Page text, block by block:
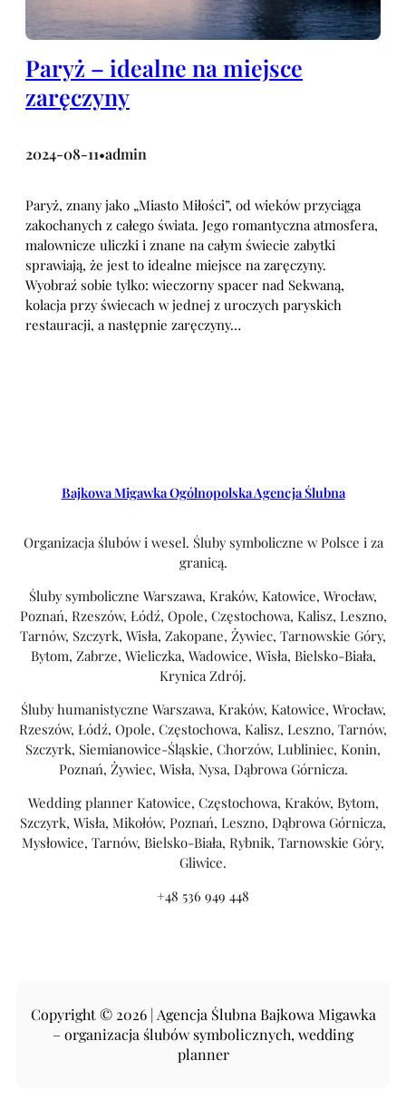
Paryż – idealne na miejsce
zaręczyny
2024-08-11•admin
Paryż, znany jako „Miasto Miłości”, od wieków przyciąga
zakochanych z całego świata. Jego romantyczna atmosfera,
malownicze uliczki i znane na całym świecie zabytki
sprawiają, że jest to idealne miejsce na zaręczyny.
Wyobraź sobie tylko: wieczorny spacer nad Sekwaną,
kolacja przy świecach w jednej z uroczych paryskich
restauracji, a następnie zaręczyny…
Bajkowa Migawka Ogólnopolska Agencja Ślubna
Organizacja ślubów i wesel. Śluby symboliczne w Polsce i za
granicą.
Śluby symboliczne Warszawa, Kraków, Katowice, Wrocław,
Poznań, Rzeszów, Łódź, Opole, Częstochowa, Kalisz, Leszno,
Tarnów, Szczyrk, Wisła, Zakopane, Żywiec, Tarnowskie Góry,
Bytom, Zabrze, Wieliczka, Wadowice, Wisła, Bielsko-Biała,
Krynica Zdrój.
Śluby humanistyczne Warszawa, Kraków, Katowice, Wrocław,
Rzeszów, Łódź, Opole, Częstochowa, Kalisz, Leszno, Tarnów,
Szczyrk, Siemianowice-Śląskie, Chorzów, Lubliniec, Konin,
Poznań, Żywiec, Wisła, Nysa, Dąbrowa Górnicza.
Wedding planner Katowice, Częstochowa, Kraków, Bytom,
Szczyrk, Wisła, Mikołów, Poznań, Leszno, Dąbrowa Górnicza,
Mysłowice, Tarnów, Bielsko-Biała, Rybnik, Tarnowskie Góry,
Gliwice.
+48 536 949 448
Copyright © 2026 | Agencja Ślubna Bajkowa Migawka
– organizacja ślubów symbolicznych, wedding
planner